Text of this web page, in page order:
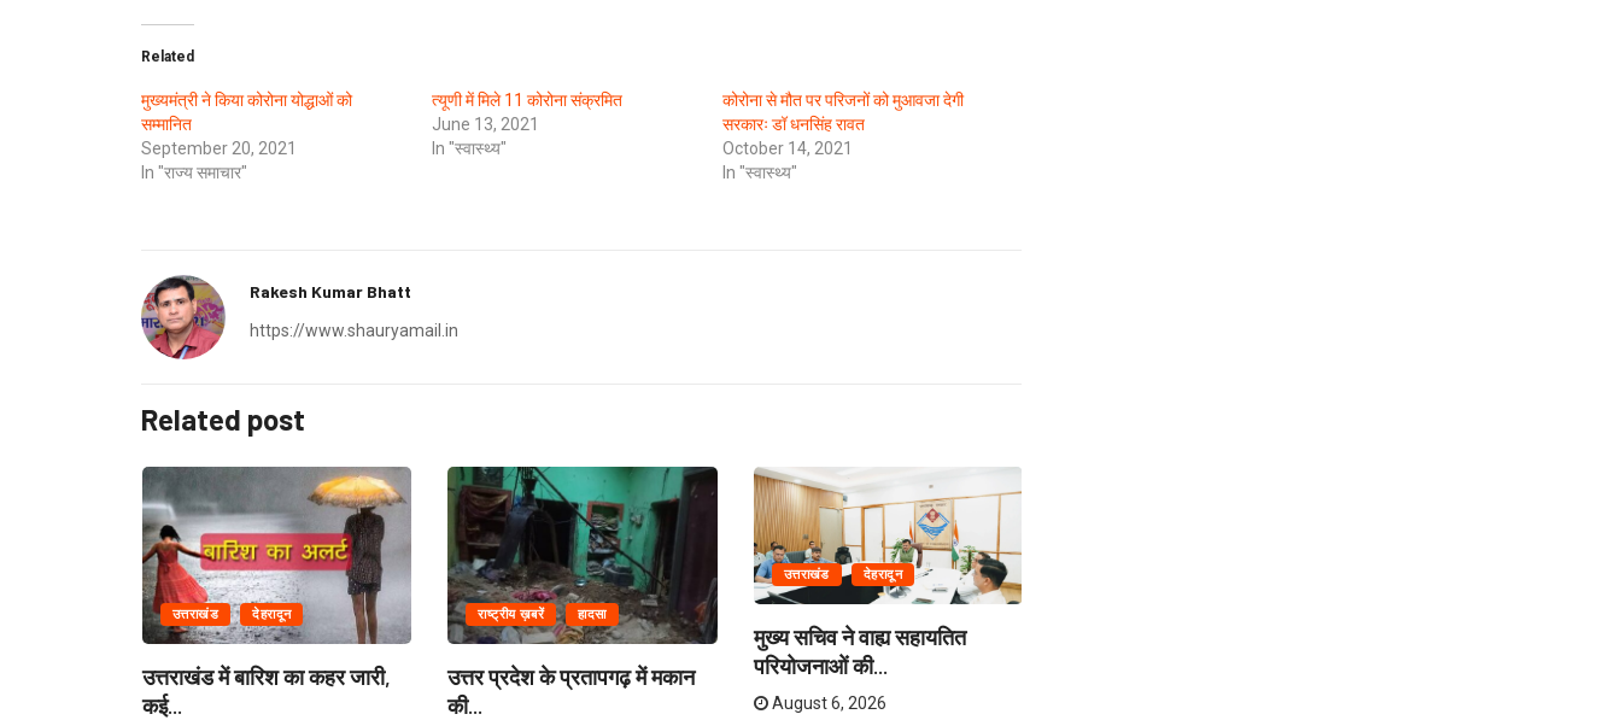
Related
मुख्यमंत्री ने किया कोरोना योद्धाओं को
सम्मानित
September 20, 2021
In "राज्य समाचार"
त्यूणी में मिले 11 कोरोना संक्रमित
June 13, 2021
In "स्वास्थ्य"
कोरोना से मौत पर परिजनों को मुआवजा देगी
सरकारः डॉ धनसिंह रावत
October 14, 2021
In "स्वास्थ्य"
Rakesh Kumar Bhatt
https://www.shauryamail.in
Related post
उत्तराखंड देहरादून
उत्तराखंड में बारिश का कहर जारी,
कई...
राष्ट्रीय ख़बरें हादसा
उत्तर प्रदेश के प्रतापगढ़ में मकान
की...
उत्तराखंड देहरादून
मुख्य सचिव ने वाह्य सहायतित
परियोजनाओं की...
August 6, 2026